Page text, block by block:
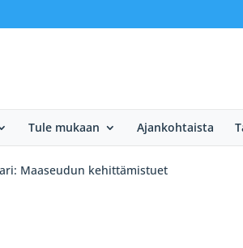
Tule mukaan Ajankohtaista
Maaseudun kehittämistuet